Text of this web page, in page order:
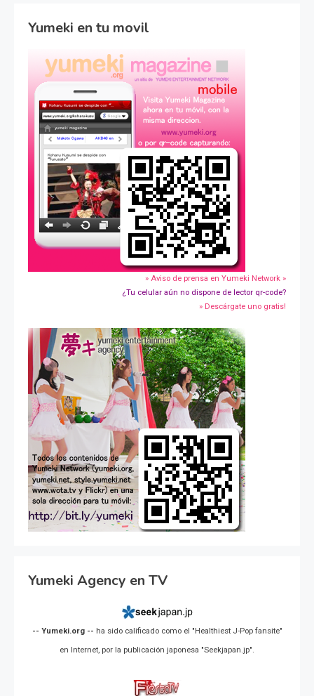
Yumeki en tu movil
» Aviso de prensa en Yumeki Network »
¿Tu celular aún no dispone de lector qr-code?
» Descárgate uno gratis!
Yumeki Agency en TV
-- Yumeki.org -- ha sido calificado como el "Healthiest J-Pop fansite"
en Internet, por la publicación japonesa "Seekjapan.jp".